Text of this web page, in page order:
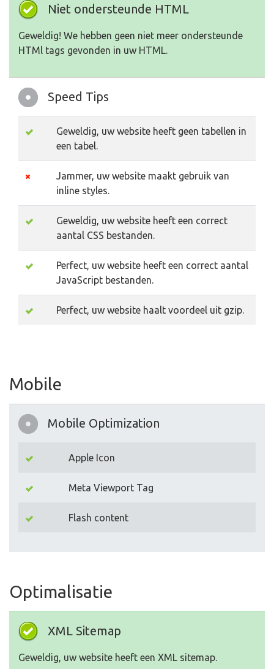
Niet ondersteunde HTML
Geweldig! We hebben geen niet meer ondersteunde
HTMl tags gevonden in uw HTML.
Speed Tips
Geweldig, uw website heeft geen tabellen in
een tabel.
Jammer, uw website maakt gebruik van
inline styles.
Geweldig, uw website heeft een correct
aantal CSS bestanden.
Perfect, uw website heeft een correct aantal
JavaScript bestanden.
Perfect, uw website haalt voordeel uit gzip.
Mobile
Mobile Optimization
Apple Icon
Meta Viewport Tag
Flash content
Optimalisatie
XML Sitemap
Geweldig, uw website heeft een XML sitemap.